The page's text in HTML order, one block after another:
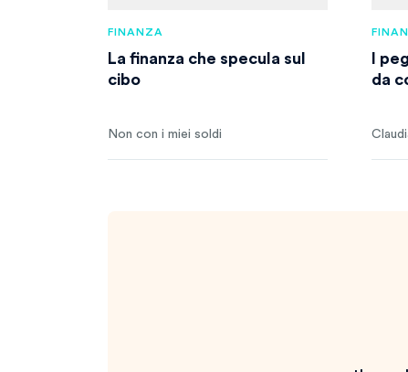
FINANZA
La finanza che specula sul
cibo
Non con i miei soldi
I
da